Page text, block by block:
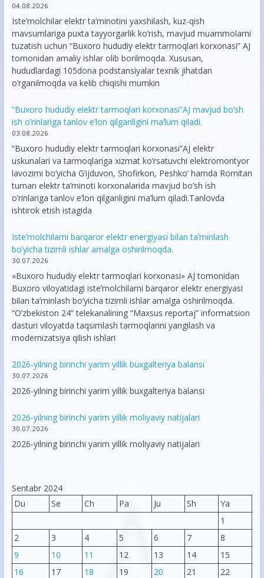
04.08.2026
Iste’molchilar elektr ta’minotini yaxshilash, kuz-qish
mavsumlariga puxta tayyorgarlik ko‘rish, mavjud muammolarni
tuzatish uchun “Buxoro hududiy elektr tarmoqlari korxonasi” AJ
tomonidan amaliy ishlar olib borilmoqda. Xususan,
hududlardagi 105dona podstansiyalar texnik jihatdan
o’rganilmoqda va kelib chiqishi mumkin
“Buxoro hududiy elektr tarmoqlari korxonasi”AJ mavjud bo’sh
ish o’rinlariga tanlov e’lon qilganligini ma’lum qiladi.
03.08.2026
“Buxoro hududiy elektr tarmoqlari korxonasi”AJ elektr
uskunalari va tarmoqlariga xizmat ko’rsatuvchi elektromontyor
lavozimi bo’yicha G’ijduvon, Shofirkon, Peshko’ hamda Romitan
tuman elektr ta’minoti korxonalarida mavjud bo’sh ish
o’rinlariga tanlov e’lon qilganligini ma’lum qiladi.Tanlovda
ishtirok etish istagida
Isteʼmolchilarni barqaror elektr energiyasi bilan taʼminlash
bo‘yicha tizimli ishlar amalga oshirilmoqda.
30.07.2026
«Buxoro hududiy elektr tarmoqlari korxonasi» AJ tomonidan
Buxoro viloyatidagi isteʼmolchilarni barqaror elektr energiyasi
bilan taʼminlash bo‘yicha tizimli ishlar amalga oshirilmoqda.
“O’zbekiston 24” telekanalining “Maxsus reportaj” informatsion
dasturi viloyatda taqsimlash tarmoqlarini yangilash va
modernizatsiya qilish ishlari
2026-yilning birinchi yarim yillik buxgalteriya balansi
30.07.2026
2026-yilning birinchi yarim yillik buxgalteriya balansi
2026-yilning birinchi yarim yillik moliyaviy natijalari
30.07.2026
2026-yilning birinchi yarim yillik moliyaviy natijalari
Sentabr 2024
Du
Se Ch Pa Ju Sh
Ya
1
2
3 4 5 6 7
8
9
10 11 12 13 14
15
16
17 18 19 20 21
22